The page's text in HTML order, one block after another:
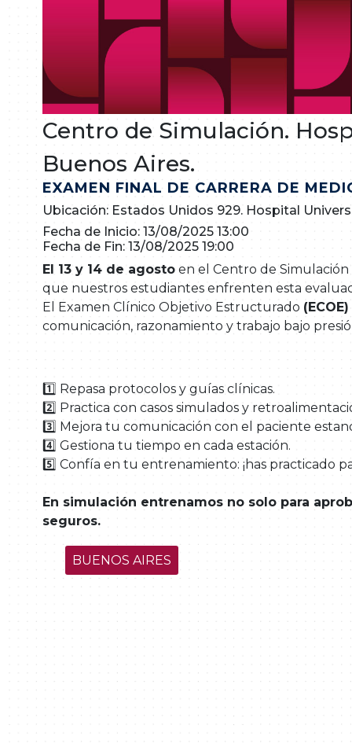
Centro de Simulación.
Buenos Aires.
EXAMEN FINAL DE CARRERA DE
Ubicación: Estados Unidos 929. Hospital
Fecha de Inicio: 13/08/2025 13:00
Fecha de Fin: 13/08/2025 19:00
El 13 y 14 de agostoen el Centro de Simulación
que nuestros estudiantes enfrenten esta
El Examen Clínico Objetivo Estructurado (ECOE)
comunicación, razonamiento y trabajo bajo
1️⃣ Repasa protocolos y guías clínicas.
2️⃣ Practica con casos simulados y
3️⃣ Mejora tu comunicación con el paciente
4️⃣ Gestiona tu tiempo en cada estación.
5️⃣ Confía en tu entrenamiento: ¡has practicado
En simulación entrenamos no solo para
seguros.
BUENOS AIRES